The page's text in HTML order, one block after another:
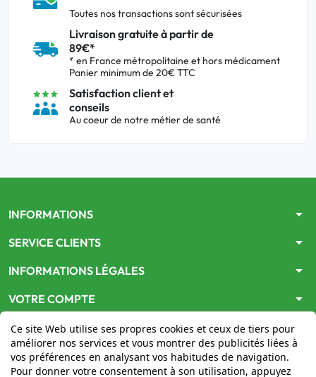
Toutes nos transactions sont sécurisées
Livraison gratuite à partir de
89€*
* en France métropolitaine et hors médicament
Panier minimum de 20€ TTC
Satisfaction client et
conseils
Au coeur de notre métier de santé
INFORMATIONS arrow_drop_down
SERVICE CLIENTS arrow_drop_down
INFORMATIONS LÉGALES arrow_drop_down
VOTRE COMPTE arrow_drop_down
Ce site Web utilise ses propres cookies et ceux de tiers pour
améliorer nos services et vous montrer des publicités liées à
vos préférences en analysant vos habitudes de navigation.
Pour donner votre consentement à son utilisation, appuyez